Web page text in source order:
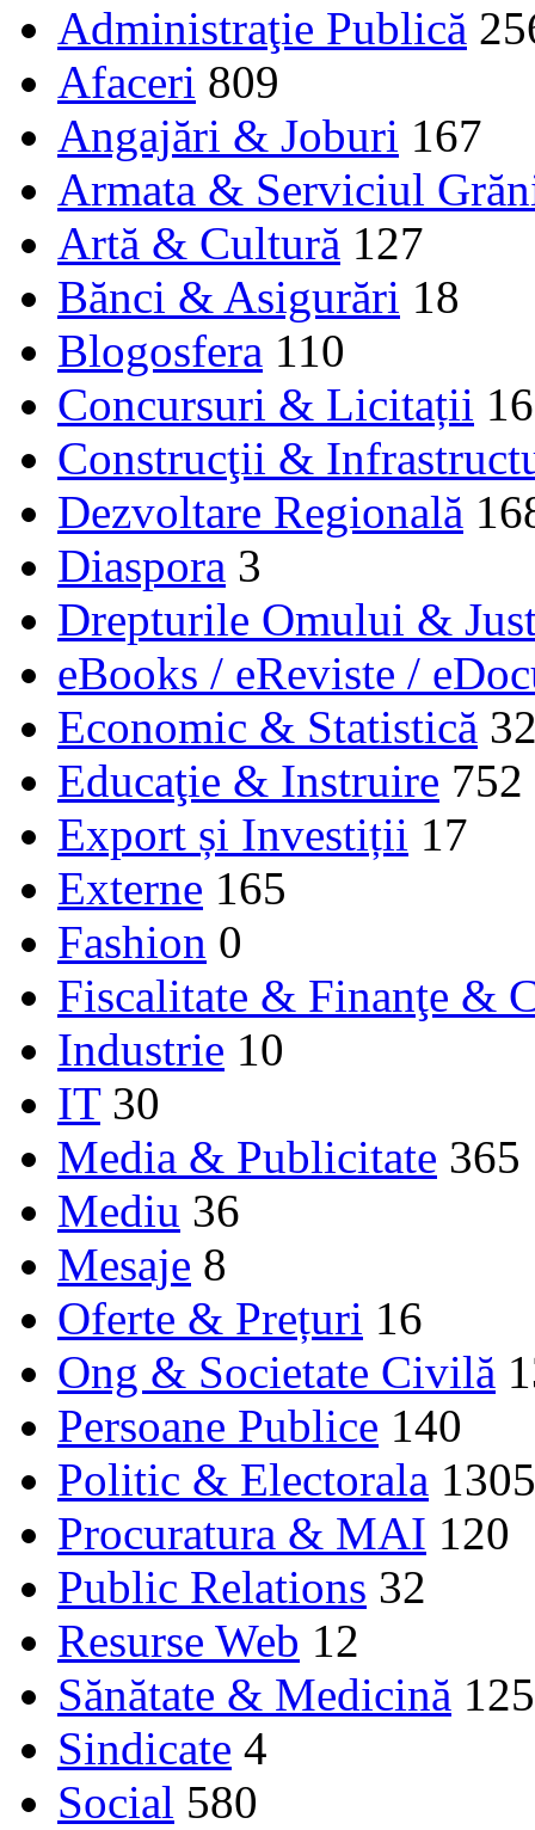
Administraţie Publică
Afaceri 809
Angajări & Joburi 167
Armata & Serviciul
Artă & Cultură 127
Bănci & Asigurări 18
Blogosfera 110
Concursuri & Licitații 16
Construcţii &
Dezvoltare Regională
Diaspora 3
Drepturile Omului &
eBooks / eReviste /
Economic & Statistică
Educaţie & Instruire 752
Export și Investiții 17
Externe 165
Fashion 0
Fiscalitate & Finanţe &
Industrie 10
IT 30
Media & Publicitate 365
Mediu 36
Mesaje 8
Oferte & Prețuri 16
Ong & Societate Civilă
Persoane Publice 140
Politic & Electorala 1305
Procuratura & MAI 120
Public Relations 32
Resurse Web 12
Sănătate & Medicină 125
Sindicate 4
Social 580